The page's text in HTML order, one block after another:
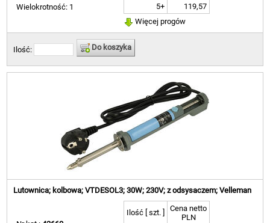
Wielokrotność: 1
5+
119,57
Więcej progów
Ilość: Do koszyka
Lutownica; kolbowa; VTDESOL3; 30W; 230V; z odsysaczem; Velleman
Ilość [ szt. ]
Cena netto
PLN